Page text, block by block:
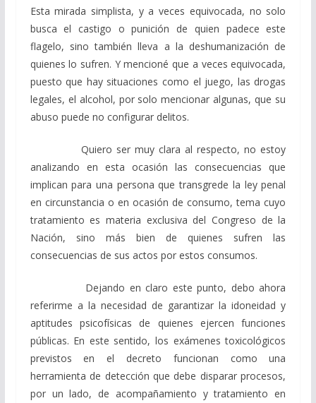
Esta mirada simplista, y a veces equivocada, no solo
busca el castigo o punición de quien padece este
flagelo, sino también lleva a la deshumanización de
quienes lo sufren. Y mencioné que a veces equivocada,
puesto que hay situaciones como el juego, las drogas
legales, el alcohol, por solo mencionar algunas, que su
abuso puede no configurar delitos.
Quiero ser muy clara al respecto, no estoy
analizando en esta ocasión las consecuencias que
implican para una persona que transgrede la ley penal
en circunstancia o en ocasión de consumo, tema cuyo
tratamiento es materia exclusiva del Congreso de la
Nación, sino más bien de quienes sufren las
consecuencias de sus actos por estos consumos.
Dejando en claro este punto, debo ahora
referirme a la necesidad de garantizar la idoneidad y
aptitudes psicofísicas de quienes ejercen funciones
públicas. En este sentido, los exámenes toxicológicos
previstos en el decreto funcionan como una
herramienta de detección que debe disparar procesos,
por un lado, de acompañamiento y tratamiento en